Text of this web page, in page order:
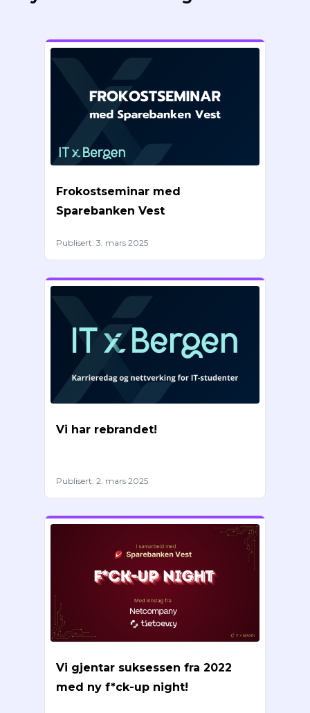
Frokostseminar med
Sparebanken Vest
Publisert: 3. mars 2025
Vi har rebrandet!
Publisert: 2. mars 2025
Vi gjentar suksessen fra 2022
med ny f*ck-up night!